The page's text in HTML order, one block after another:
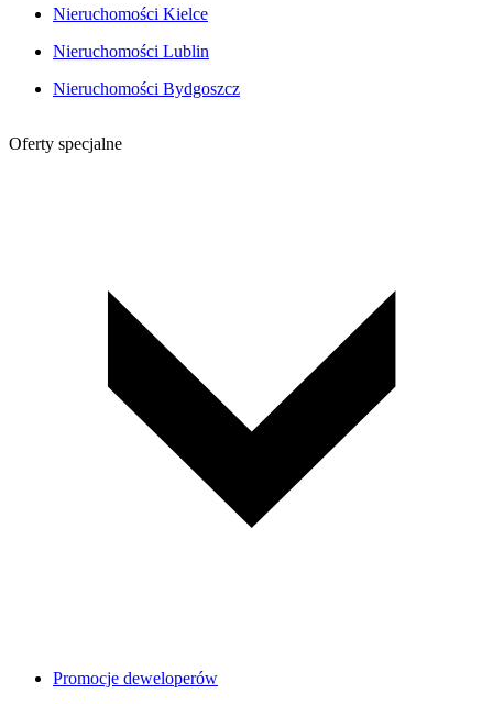
Nieruchomości Kielce
Nieruchomości Lublin
Nieruchomości Bydgoszcz
Oferty specjalne
Promocje deweloperów